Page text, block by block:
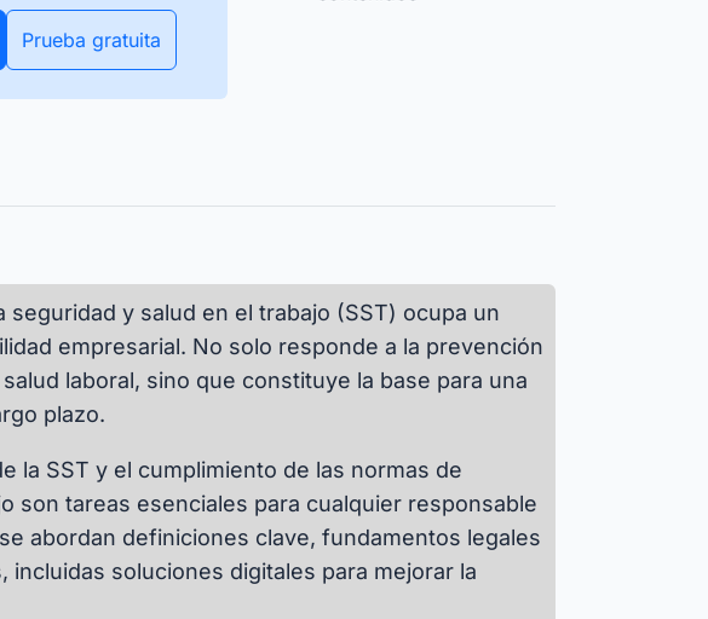
rastreadores
lo hacen posible.
Prueba gratuita
seguridad y salud en el trabajo (SST) ocupa un
empresarial. No solo responde a la prevención
laboral, sino que constituye la base para una
plazo.
la SST y el cumplimiento de las normas de
son tareas esenciales para cualquier responsable
abordan definiciones clave, fundamentos legales
incluidas soluciones digitales para mejorar la